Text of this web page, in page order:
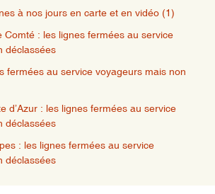
à nos jours en carte et en vidéo (1)
Comté : les lignes fermées au service
déclassées
fermées au service voyageurs mais non
d’Azur : les lignes fermées au service
déclassées
: les lignes fermées au service
déclassées